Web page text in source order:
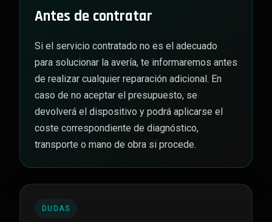
Antes de contratar
Si el servicio contratado no es el adecuado
para solucionar la avería, te informaremos antes
de realizar cualquier reparación adicional. En
caso de no aceptar el presupuesto, se
devolverá el dispositivo y podrá aplicarse el
coste correspondiente de diagnóstico,
transporte o mano de obra si procede.
DUDAS